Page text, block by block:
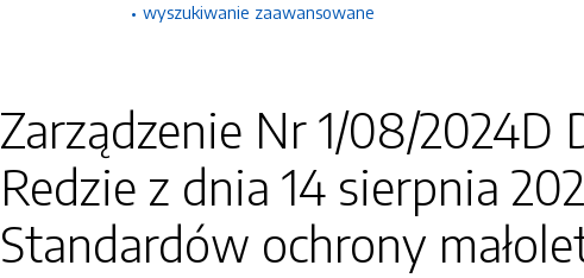
wyszukiwanie zaawansowane
Zarządzenie Nr 1/08/
Redzie z dnia 14 sierpnia
Standardów ochrony